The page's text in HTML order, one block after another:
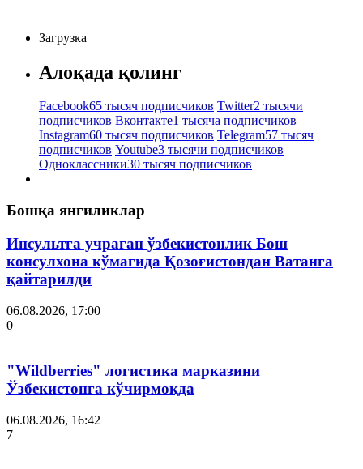
Загрузка
Алоқада қолинг
Facebook65 тысяч подписчиков Twitter2 тысячи
подписчиков Вконтакте1 тысяча подписчиков
Instagram60 тысяч подписчиков Telegram57 тысяч
подписчиков Youtube3 тысячи подписчиков
Одноклассники30 тысяч подписчиков
Бошқа янгиликлар
Инсультга учраган ўзбекистонлик Бош
консулхона кўмагида Қозоғистондан Ватанга
қайтарилди
06.08.2026, 17:00
0
"Wildberries" логистика марказини
Ўзбекистонга кўчирмоқда
06.08.2026, 16:42
7